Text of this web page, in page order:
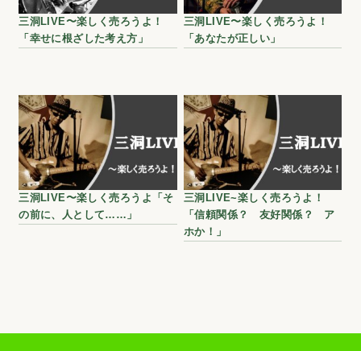
三洞LIVE〜楽しく売ろうよ！
「幸せに根ざした考え方」
三洞LIVE〜楽しく売ろうよ！
「あなたが正しい」
三洞LIVE〜楽しく売ろうよ「そ
の前に、人として……」
三洞LIVE~楽しく売ろうよ！
「信頼関係？ 友好関係？ ア
ホか！」